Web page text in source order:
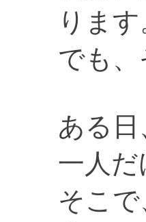
ります
でも
ある
一人
そこ